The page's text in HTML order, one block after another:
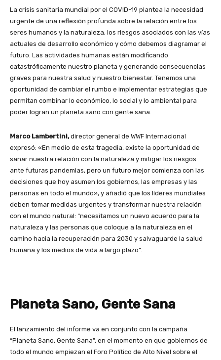
La crisis sanitaria mundial por el COVID-19 plantea la necesidad
urgente de una reflexión profunda sobre la relación entre los
seres humanos y la naturaleza, los riesgos asociados con las vías
actuales de desarrollo económico y cómo debemos diagramar el
futuro. Las actividades humanas están modificando
catastróficamente nuestro planeta y generando consecuencias
graves para nuestra salud y nuestro bienestar. Tenemos una
oportunidad de cambiar el rumbo e implementar estrategias que
permitan combinar lo económico, lo social y lo ambiental para
poder logran un planeta sano con gente sana.
Marco Lambertini,director general de WWF Internacional
expresó: «En medio de esta tragedia, existe la oportunidad de
sanar nuestra relación con la naturaleza y mitigar los riesgos
ante futuras pandemias, pero un futuro mejor comienza con las
decisiones que hoy asumen los gobiernos, las empresas y las
personas en todo el mundo», y añadió que los líderes mundiales
deben tomar medidas urgentes y transformar nuestra relación
con el mundo natural: “necesitamos un nuevo acuerdo para la
naturaleza y las personas que coloque a la naturaleza en el
camino hacia la recuperación para 2030 y salvaguarde la salud
humana y los medios de vida a largo plazo”.
Planeta Sano, Gente Sana
El lanzamiento del informe va en conjunto con la campaña
“Planeta Sano, Gente Sana”, en el momento en que gobiernos de
todo el mundo empiezan el Foro Político de Alto Nivel sobre el